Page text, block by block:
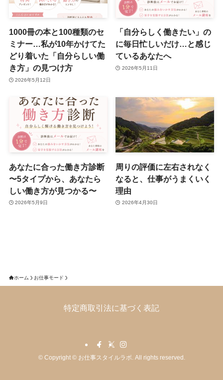
1000冊の本と100種類のセ
ミナー…私が10年かけてた
どり着いた「自分らしい働
き方」の見つけ方
2026年5月12日
「自分らしく働きたい」の
に毎日忙しいだけ…と感じ
ているあなたへ
2026年5月11日
あなたに合った働き方診断
〜5タイプから、あなたら
しい働き方が見つかる〜
2026年5月9日
周りの評価に左右されなく
なると、仕事がうまくいく
理由
2026年4月30日
ホーム お仕事モード
特定商取引法に基づく表記
©Copyright © お仕事スタイルラボ. All rights reserved.